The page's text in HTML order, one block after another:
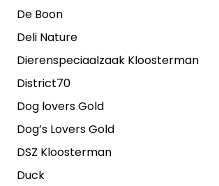
De Boon
Deli Nature
Dierenspeciaalzaak Kloosterman
District70
Dog lovers Gold
Dog’s Lovers Gold
DSZ Kloosterman
Duck